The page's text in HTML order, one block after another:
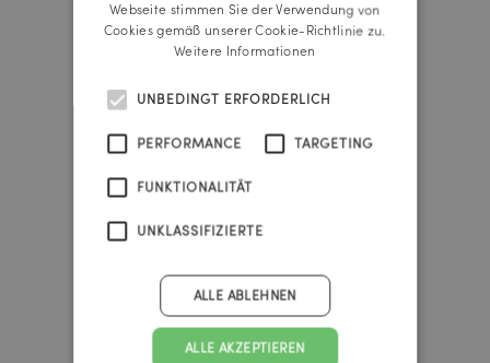
Reichl und Partner Linz
A-4020 Linz
Tel.:+43 732 666 222
linz@reichlundpartner.at
Reichl und Partner Wien
Franz-Josefs-Kai 47
vienna@reichlundpartner.at
Reichl und Partner Graz
Webseite stimmen Sie der Verwendung von
Cookies gemäß unserer Cookie-Richtlinie zu.
Weitere Informationen
UNBEDINGT ERFORDERLICH
PERFORMANCE TARGETING
FUNKTIONALITÄT
UNKLASSIFIZIERTE
ALLE AKZEPTIEREN
ALLE ABLEHNEN